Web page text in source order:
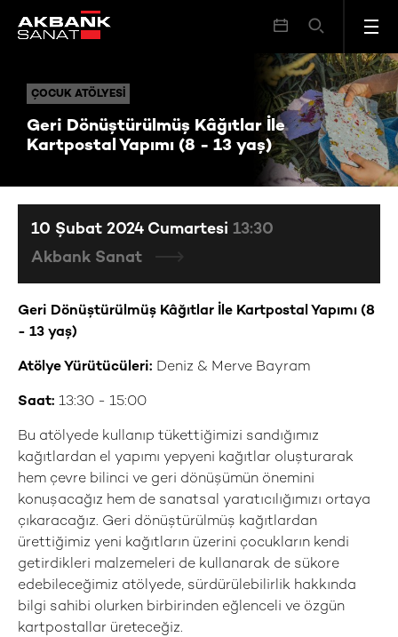
ÇOCUK ATÖLYESI
Geri Dönüştürülmüş Kâğıtlar İle
Kartpostal Yapımı (8 - 13 yaş)
ÇOCUK ATÖLYESI Geri Dönüştürülmüş Kâğıtlar İle Kartpostal Yapımı (8 - 13 yaş)
Geri Dönüştürülmüş Kâğıtlar İle Kartpostal Yapımı (8
- 13 yaş)
Atölye Yürütücüleri: Deniz & Merve Bayram
Saat: 13:30 - 15:00
Bu atölyede kullanıp tükettiğimizi sandığımız
kağıtlardan el yapımı yepyeni kağıtlar oluşturarak
hem çevre bilinci ve geri dönüşümün önemini
konuşacağız hem de sanatsal yaratıcılığımızı ortaya
çıkaracağız. Geri dönüştürülmüş kağıtlardan
ürettiğimiz yeni kağıtların üzerini çocukların kendi
getirdikleri malzemeleri de kullanarak de sükore
edebileceğimiz atölyede, sürdürülebilirlik hakkında
bilgi sahibi olurken birbirinden eğlenceli ve özgün
kartpostallar üreteceğiz.
10 Şubat 2024 Cumartesi 13:30
Akbank Sanat